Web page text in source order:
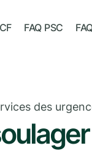
FAQ PSC
des